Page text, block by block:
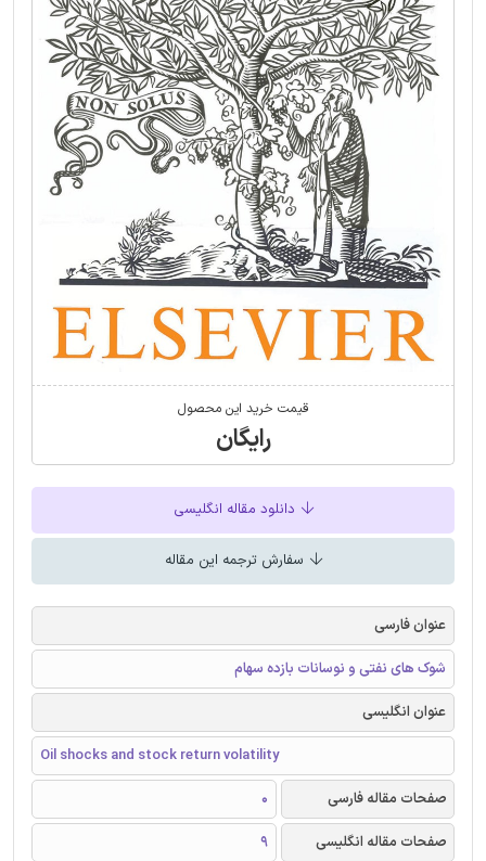
قیمت خرید این محصول
رایگان
دانلود مقاله انگلیسی
سفارش ترجمه این مقاله
عنوان فارسی
شوک های نفتی و نوسانات بازده سهام
عنوان انگلیسی
Oil shocks and stock return volatility
صفحات مقاله فارسی
0
صفحات مقاله انگلیسی
9